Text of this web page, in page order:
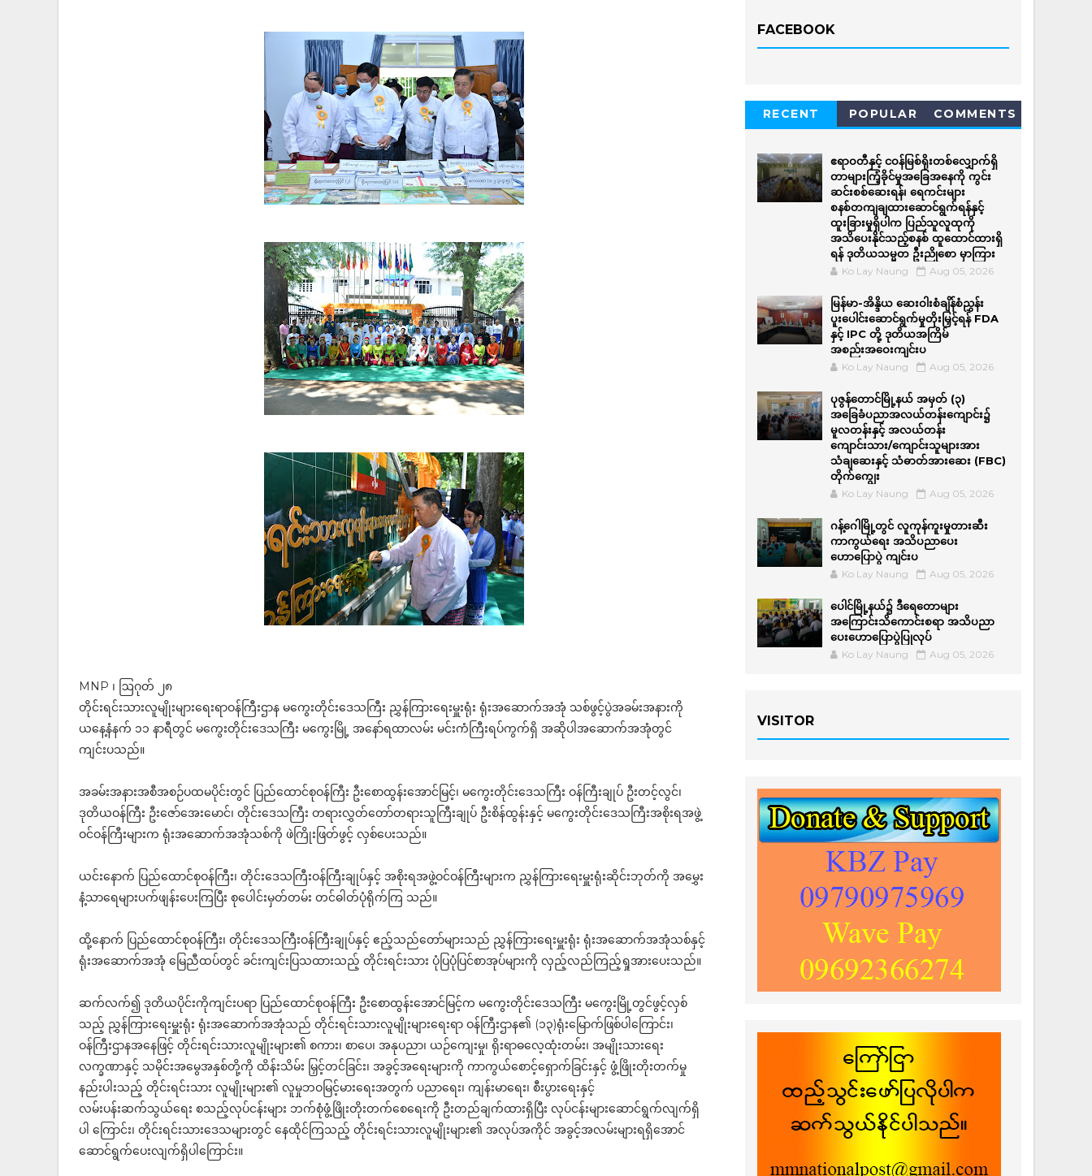
MNP ၊ ဩဂုတ် ၂၈
တိုင်းရင်းသားလူမျိုးများရေးရာဝန်ကြီးဌာန မကွေးတိုင်းဒေသကြီး ညွှန်ကြားရေးမှူးရုံး ရုံးအဆောက်အအုံ သစ်ဖွင့်ပွဲအခမ်းအနားကို
ယနေ့နံနက် ၁၁ နာရီတွင် မကွေးတိုင်းဒေသကြီး မကွေးမြို့ အနော်ရထာလမ်း မင်းကံကြီးရပ်ကွက်ရှိ အဆိုပါအဆောက်အအုံတွင်
ကျင်းပသည်။
အခမ်းအနားအစီအစဉ်ပထမပိုင်းတွင် ပြည်ထောင်စုဝန်ကြီး ဦးစောထွန်းအောင်မြင့်၊ မကွေးတိုင်းဒေသကြီး ဝန်ကြီးချုပ် ဦးတင့်လွင်၊
ဒုတိယဝန်ကြီး ဦးဇော်အေးမောင်၊ တိုင်းဒေသကြီး တရားလွှတ်တော်တရားသူကြီးချုပ် ဦးစိန်ထွန်းနှင့် မကွေးတိုင်းဒေသကြီးအစိုးရအဖွဲ့
ဝင်ဝန်ကြီးများက ရုံးအဆောက်အအုံသစ်ကို ဖဲကြိုးဖြတ်ဖွင့် လှစ်ပေးသည်။
ယင်းနောက် ပြည်ထောင်စုဝန်ကြီး၊ တိုင်းဒေသကြီးဝန်ကြီးချုပ်နှင့် အစိုးရအဖွဲ့ဝင်ဝန်ကြီးများက ညွှန်ကြားရေးမှူးရုံးဆိုင်းဘုတ်ကို အမွှေး
နံ့သာရေများပက်ဖျန်းပေးကြပြီး စုပေါင်းမှတ်တမ်း တင်ဓါတ်ပုံရိုက်ကြ သည်။
ထို့နောက် ပြည်ထောင်စုဝန်ကြီး၊ တိုင်းဒေသကြီးဝန်ကြီးချုပ်နှင့် ဧည့်သည်တော်များသည် ညွှန်ကြားရေးမှူးရုံး ရုံးအဆောက်အအုံသစ်နှင့်
ရုံးအဆောက်အအုံ မြေညီထပ်တွင် ခင်းကျင်းပြသထားသည့် တိုင်းရင်းသား ပုံပြပုံပြင်စာအုပ်များကို လှည့်လည်ကြည့်ရှုအားပေးသည်။
ဆက်လက်၍ ဒုတိယပိုင်းကိုကျင်းပရာ ပြည်ထောင်စုဝန်ကြီး ဦးစောထွန်းအောင်မြင့်က မကွေးတိုင်းဒေသကြီး မကွေးမြို့တွင်ဖွင့်လှစ်
သည့် ညွှန်ကြားရေးမှူးရုံး ရုံးအဆောက်အအုံသည် တိုင်းရင်းသားလူမျိုးများရေးရာ ဝန်ကြီးဌာန၏ (၁၃)ရုံးမြောက်ဖြစ်ပါကြောင်း၊
ဝန်ကြီးဌာနအနေဖြင့် တိုင်းရင်းသားလူမျိုးများ၏ စကား၊ စာပေ၊ အနုပညာ၊ ယဉ်ကျေးမှု၊ ရိုးရာဓလေ့ထုံးတမ်း၊ အမျိုးသားရေး
လက္ခဏာနှင့် သမိုင်းအမွေအနှစ်တို့ကို ထိန်းသိမ်း မြှင့်တင်ခြင်း၊ အခွင့်အရေးများကို ကာကွယ်စောင့်ရှောက်ခြင်းနှင့် ဖွံ့ဖြိုးတိုးတက်မှု
နည်းပါးသည့် တိုင်းရင်းသား လူမျိုးများ၏ လူမှုဘဝမြင့်မားရေးအတွက် ပညာရေး၊ ကျန်းမာရေး၊ စီးပွားရေးနှင့်
လမ်းပန်းဆက်သွယ်ရေး စသည့်လုပ်ငန်းများ ဘက်စုံဖွံ့ဖြိုးတိုးတက်စေရေးကို ဦးတည်ချက်ထားရှိပြီး လုပ်ငန်းများဆောင်ရွက်လျက်ရှိ
ပါ ကြောင်း၊ တိုင်းရင်းသားဒေသများတွင် နေထိုင်ကြသည့် တိုင်းရင်းသားလူမျိုးများ၏ အလုပ်အကိုင် အခွင့်အလမ်းများရရှိအောင်
ဆောင်ရွက်ပေးလျက်ရှိပါကြောင်း။
FACEBOOK
RECENT POPULAR COMMENTS
ဧရာဝတီနှင့် ငဝန်မြစ်ရိုးတစ်လျှောက်ရှိ
တာများကြံ့ခိုင်မှုအခြေအနေကို ကွင်း
ဆင်းစစ်ဆေးရန်၊ ရေကင်းများ
စနစ်တကျချထားဆောင်ရွက်ရန်နှင့်
ထူးခြားမှုရှိပါက ပြည်သူလူထုကို
အသိပေးနိုင်သည့်စနစ် ထူထောင်ထားရှိ
ရန် ဒုတိယသမ္မတ ဦးညိုစော မှာကြား
Ko Lay Naung Aug 05, 2026
မြန်မာ-အိန္ဒိယ ဆေးဝါးစံချိန်စံညွှန်း
ပူးပေါင်းဆောင်ရွက်မှုတိုးမြှင့်ရန် FDA
နှင့် IPC တို့ ဒုတိယအကြိမ်
အစည်းအဝေးကျင်းပ
Ko Lay Naung Aug 05, 2026
ပုဇွန်တောင်မြို့နယ် အမှတ် (၃)
အခြေခံပညာအလယ်တန်းကျောင်း၌
မူလတန်းနှင့် အလယ်တန်း
ကျောင်းသား/ကျောင်းသူများအား
သံချဆေးနှင့် သံဓာတ်အားဆေး (FBC)
တိုက်ကျွေး
Ko Lay Naung Aug 05, 2026
ဂန့်ဂေါမြို့တွင် လူကုန်ကူးမှုတားဆီး
ကာကွယ်ရေး အသိပညာပေး
ဟောပြောပွဲ ကျင်းပ
Ko Lay Naung Aug 05, 2026
ပေါင်မြို့နယ်၌ ဒီရေတောများ
အကြောင်းသိကောင်းစရာ အသိပညာ
ပေးဟောပြောပွဲပြုလုပ်
Ko Lay Naung Aug 05, 2026
VISITOR